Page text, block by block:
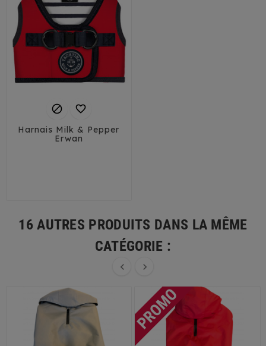
 
Harnais Milk & Pepper
Erwan
16 AUTRES PRODUITS DANS LA MÊME
CATÉGORIE :
 